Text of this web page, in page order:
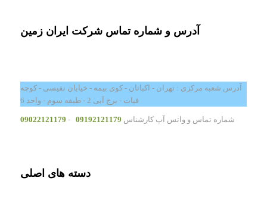
آدرس و شماره تماس شرکت ایران زمین
آدرس شعبه مرکزی : تهران - اکباتان - کوی بیمه - خیابان نفیسی - کوچه
فیات - برج آبی 2 - طبقه سوم - واحد 6
شماره تماس و واتس آپ کارشناس 09192121179
-
09022121179
دسته های اصلی